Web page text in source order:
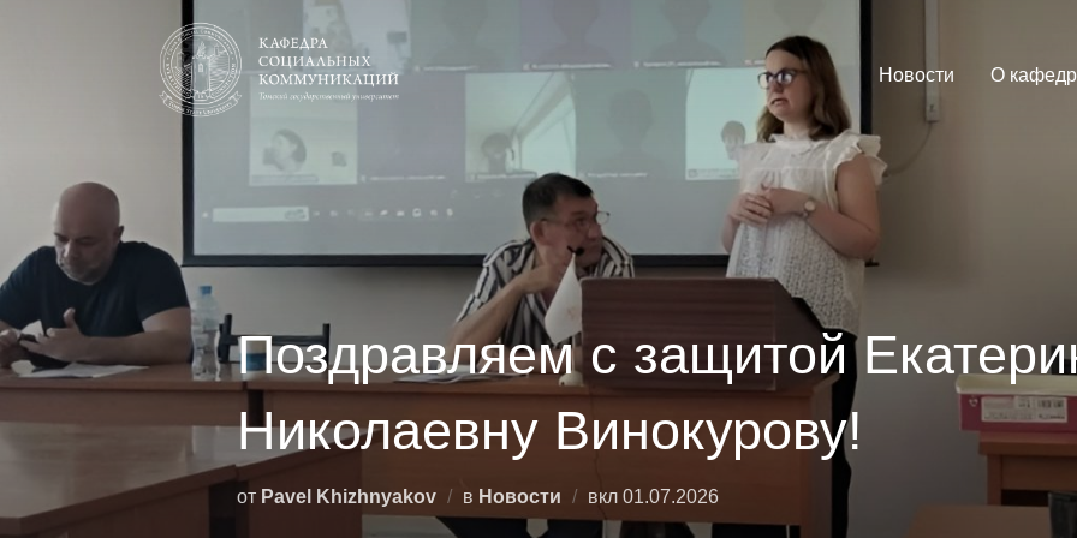
Новости О
Поздравляем с защитой
Николаевну Винокурову!
от Pavel Khizhnyakov в Новости вкл Опубликовано
01.07.2026